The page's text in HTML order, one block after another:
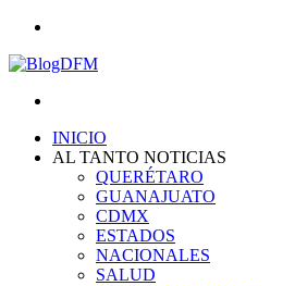
INICIO
AL TANTO NOTICIAS
QUERÉTARO
GUANAJUATO
CDMX
ESTADOS
NACIONALES
SALUD